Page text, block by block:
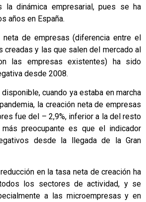
la dinámica empresarial, pues se ha
años en España.
neta de empresas (diferencia entre el
creadas y las que salen del mercado al
las empresas existentes) ha sido
desde 2008.
cuando ya estaba en marcha
la creación neta de empresas
fue del – 2,9%, inferior a la del resto
preocupante es que el indicador
desde la llegada de la Gran
en la tasa neta de creación ha
los sectores de actividad, y se
a las microempresas y en